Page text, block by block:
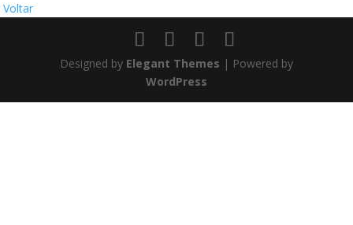
Voltar
Designed by Elegant Themes | Powered by
WordPress